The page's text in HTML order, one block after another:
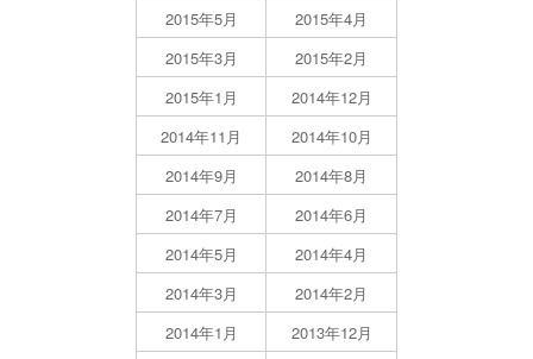
2015年5月
2015年4月
2015年3月
2015年2月
2015年1月
2014年12月
2014年11月
2014年10月
2014年9月
2014年8月
2014年7月
2014年6月
2014年5月
2014年4月
2014年3月
2014年2月
2014年1月
2013年12月